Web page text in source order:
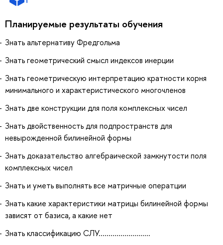
Планируемые результаты обучения
Знать альтернативу Фредгольма
Знать геометрический смысл индексов инерции
Знать геометрическую интерпретацию кратности корня
минимального и характеристического многочленов
Знать две конструкции для поля комплексных чисел
Знать двойственность для подпространств для
невырожденной билинейной формы
Знать доказательство алгебраической замкнутости поля
комплексных чисел
Знать и уметь выполнять все матричные оператции
Знать какие характеристики матрицы билинейной формы
зависят от базиса, а какие нет
Знать классификацию СЛУ..........................